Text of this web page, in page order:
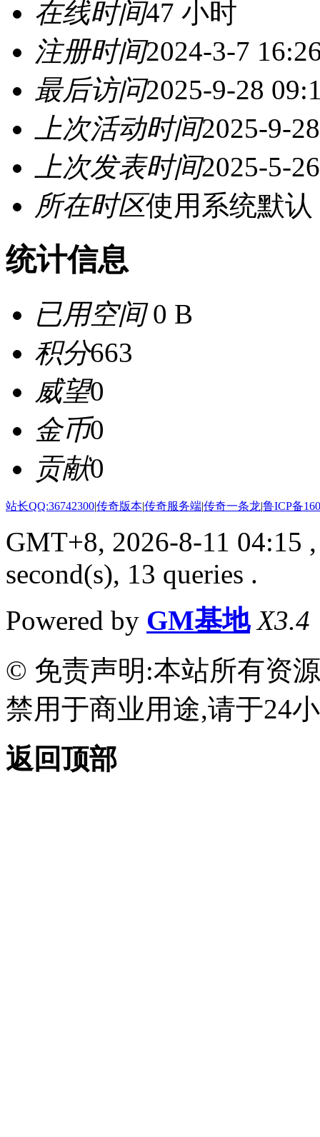
在线时间47 小时
注册时间2024-3-7
最后访问2025-9-28
上次活动时间2025-9-
上次发表时间2025-5-
所在时区使用系统默认
统计信息
已用空间0 B
积分663
威望0
金币0
贡献0
站长QQ:36742300|传奇版本|传奇服务端|传奇一条龙|鲁ICP备
GMT+8, 2026-8-11 04:15
second(s), 13 queries .
Powered by GM基地 X3.4
© 免责声明:本站所有资
禁用于商业用途,请于24
返回顶部